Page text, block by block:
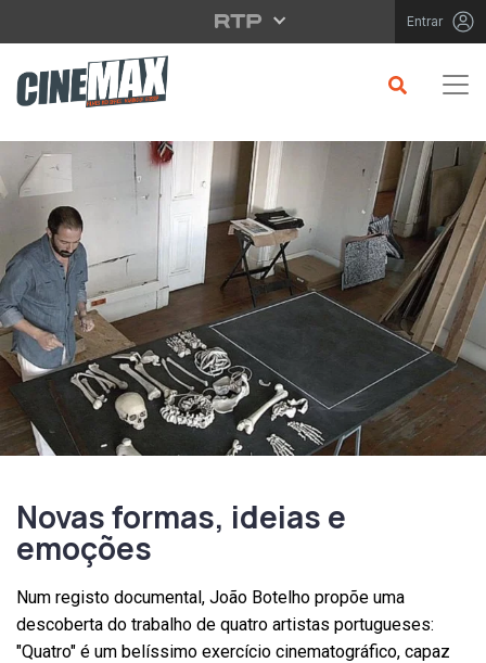
Saltar para o conteúdo principal Entrar
Novas formas, ideias e
emoções
Num registo documental, João Botelho propõe uma
descoberta do trabalho de quatro artistas portugueses:
"Quatro" é um belíssimo exercício cinematográfico, capaz